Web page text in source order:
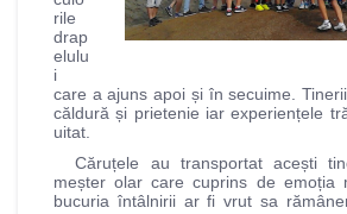
rile
drap
elulu
i
care a ajuns apoi și în secuime.
căldură și prietenie iar experiențele
uitat.
Căruțele au transportat acești
meșter olar care cuprins de emoția
bucuria întâlnirii ar fi vrut sa